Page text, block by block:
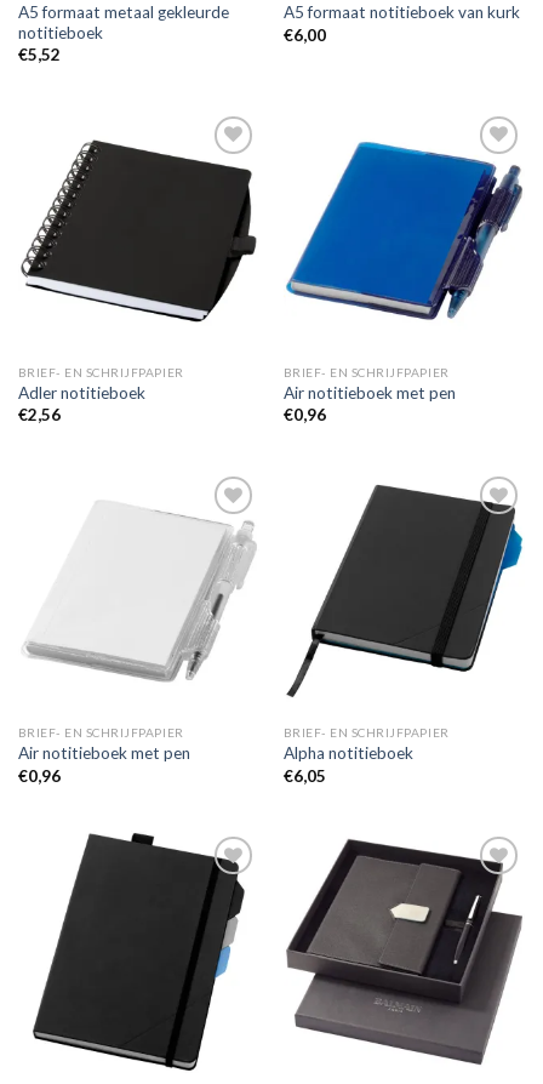
A5 formaat metaal gekleurde
notitieboek
€5,52
A5 formaat notitieboek van kurk
€6,00
Toevoegen
BRIEF- EN SCHRIJFPAPIER
Adler notitieboek
€2,56
Toevoegen
aan
wenslijst
BRIEF- EN SCHRIJFPAPIER
Air notitieboek met pen
€0,96
Toevoegen
aan
wenslijst
BRIEF- EN SCHRIJFPAPIER
Air notitieboek met pen
€0,96
Toevoegen
aan
wenslijst
BRIEF- EN SCHRIJFPAPIER
Alpha notitieboek
€6,05
Toevoegen
aan
wenslijst
Toevoegen
aan
wenslijst